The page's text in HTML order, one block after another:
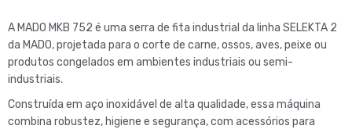
A MADO MKB 752 é uma serra de fita industrial da linha SELEKTA 2
da MADO, projetada para o corte de carne, ossos, aves, peixe ou
produtos congelados em ambientes industriais ou semi-
industriais.
Construída em aço inoxidável de alta qualidade, essa máquina
combina robustez, higiene e segurança, com acessórios para